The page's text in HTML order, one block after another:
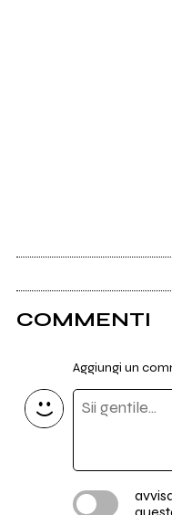
COMMENTI
Aggiungi un